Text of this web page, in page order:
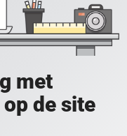
met
de site